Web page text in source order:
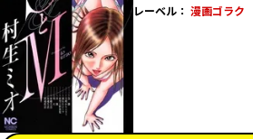
レーベル： 漫画ゴラク